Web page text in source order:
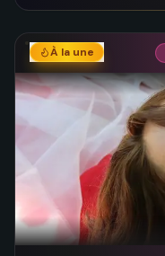
À la une